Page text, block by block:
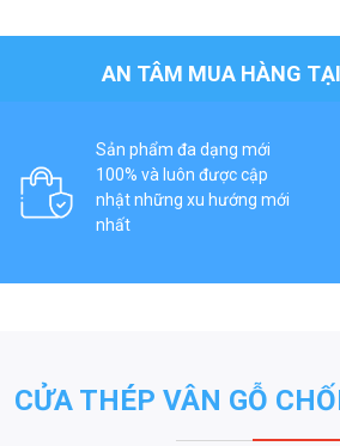
AN TÂM MUA HÀNG
Sản phẩm đa dạng mới
100% và luôn được cập
nhật những xu hướng mới
nhất
CỬA THÉP VÂN GỖ